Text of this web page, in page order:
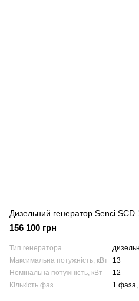
Дизельний генератор Senci SCD
156 100 грн
Тип генератора
Максимальна потужність, кВт
13
Номінальна потужність, кВт
12
Кількість фаз
1